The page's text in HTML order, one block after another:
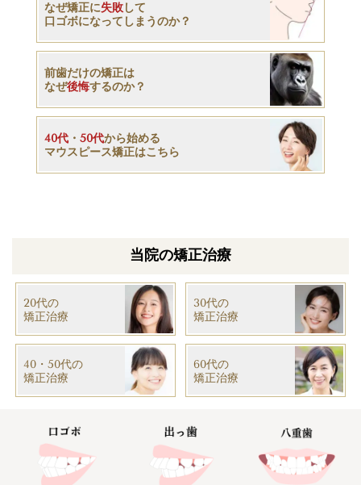
なぜ矯正に失敗して
口ゴボになってしまうのか？
前歯だけの矯正は
なぜ後悔するのか？
40代 ・50代から始める
マウスピース矯正はこちら
当院の矯正治療
20代の
矯正治療
30代の
​矯正治療
40・50代の
​矯正治療
60代の
​矯正治療